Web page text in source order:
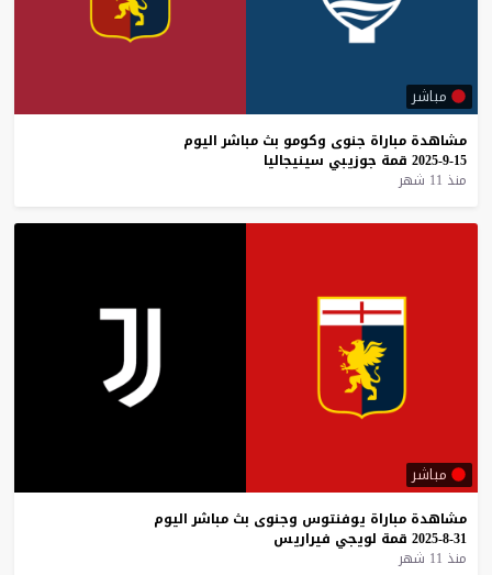
مباشر
مشاهدة مباراة جنوى وكومو بث مباشر اليوم
15-9-2025
قمة جوزيبي سينيجاليا
منذ 11 شهر
مباشر
مشاهدة مباراة يوفنتوس وجنوى بث مباشر اليوم
31-8-2025
قمة لويجي فيراريس
منذ 11 شهر